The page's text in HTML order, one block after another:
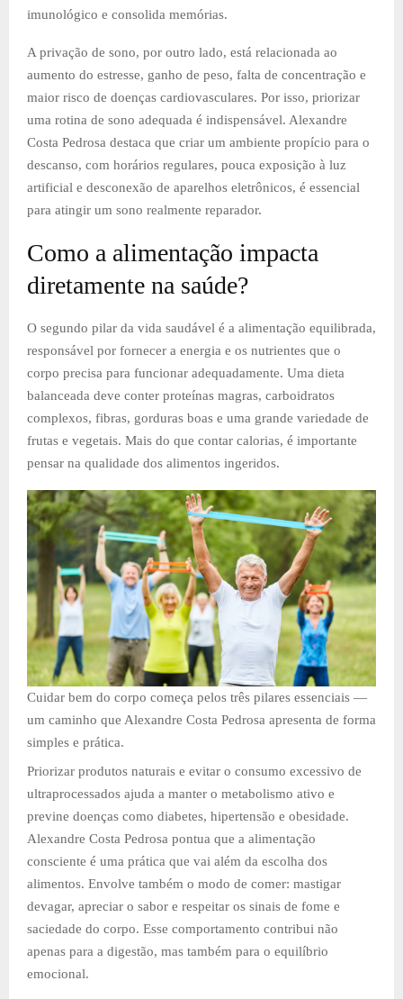
imunológico e consolida memórias.
A privação de sono, por outro lado, está relacionada ao
aumento do estresse, ganho de peso, falta de concentração e
maior risco de doenças cardiovasculares. Por isso, priorizar
uma rotina de sono adequada é indispensável. Alexandre
Costa Pedrosa destaca que criar um ambiente propício para o
descanso, com horários regulares, pouca exposição à luz
artificial e desconexão de aparelhos eletrônicos, é essencial
para atingir um sono realmente reparador.
Como a alimentação impacta
diretamente na saúde?
O segundo pilar da vida saudável é a alimentação equilibrada,
responsável por fornecer a energia e os nutrientes que o
corpo precisa para funcionar adequadamente. Uma dieta
balanceada deve conter proteínas magras, carboidratos
complexos, fibras, gorduras boas e uma grande variedade de
frutas e vegetais. Mais do que contar calorias, é importante
pensar na qualidade dos alimentos ingeridos.
Cuidar bem do corpo começa pelos três pilares essenciais —
um caminho que Alexandre Costa Pedrosa apresenta de forma
simples e prática.
Priorizar produtos naturais e evitar o consumo excessivo de
ultraprocessados ajuda a manter o metabolismo ativo e
previne doenças como diabetes, hipertensão e obesidade.
Alexandre Costa Pedrosa pontua que a alimentação
consciente é uma prática que vai além da escolha dos
alimentos. Envolve também o modo de comer: mastigar
devagar, apreciar o sabor e respeitar os sinais de fome e
saciedade do corpo. Esse comportamento contribui não
apenas para a digestão, mas também para o equilíbrio
emocional.